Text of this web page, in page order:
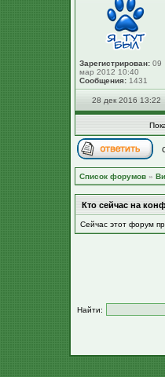
Зарегистрирован: 09
мар 2012 10:40
Сообщения: 1431
28 дек 2016 13:22
Список форумов »
Кто сейчас на
Сейчас этот форум
Найти: